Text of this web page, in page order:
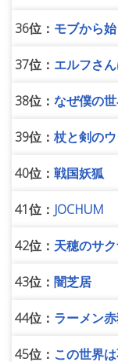
36位： モブから
37位： エルフさ
38位： なぜ僕の
39位： 杖と剣の
40位： 戦国妖狐
41位： JOCHUM
42位： 天穂のサ
43位： 闇芝居
44位： ラーメン
45位： この世界